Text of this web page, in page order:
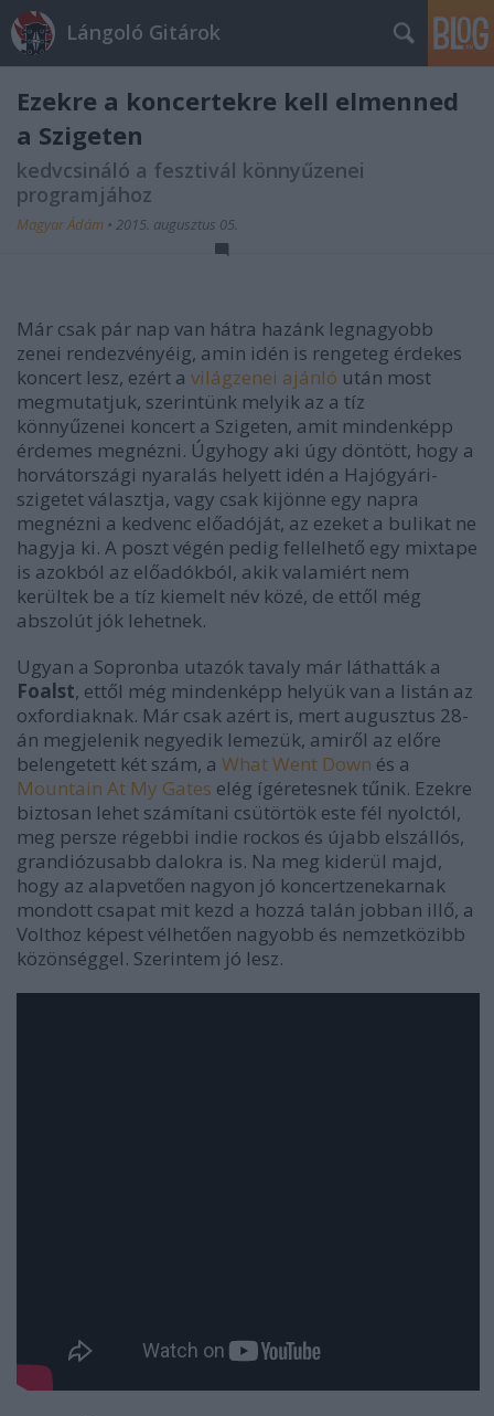
Lángoló Gitárok
Ezekre a koncertekre kell elmenned
a Szigeten
kedvcsináló a fesztivál könnyűzenei
programjához
Magyar Ádám • 2015. augusztus 05.
Már csak pár nap van hátra hazánk legnagyobb
zenei rendezvényéig, amin idén is rengeteg érdekes
koncert lesz, ezért a világzenei ajánló után most
megmutatjuk, szerintünk melyik az a tíz
könnyűzenei koncert a Szigeten, amit mindenképp
érdemes megnézni. Úgyhogy aki úgy döntött, hogy a
horvátországi nyaralás helyett idén a Hajógyári-
szigetet választja, vagy csak kijönne egy napra
megnézni a kedvenc előadóját, az ezeket a bulikat ne
hagyja ki. A poszt végén pedig fellelhető egy mixtape
is azokból az előadókból, akik valamiért nem
kerültek be a tíz kiemelt név közé, de ettől még
abszolút jók lehetnek.
Ugyan a Sopronba utazók tavaly már láthatták a
Foalst, ettől még mindenképp helyük van a listán az
oxfordiaknak. Már csak azért is, mert augusztus 28-
án megjelenik negyedik lemezük, amiről az előre
belengetett két szám, a What Went Down és a
Mountain At My Gates elég ígéretesnek tűnik. Ezekre
biztosan lehet számítani csütörtök este fél nyolctól,
meg persze régebbi indie rockos és újabb elszállós,
grandiózusabb dalokra is. Na meg kiderül majd,
hogy az alapvetően nagyon jó koncertzenekarnak
mondott csapat mit kezd a hozzá talán jobban illő, a
Volthoz képest vélhetően nagyobb és nemzetközibb
közönséggel. Szerintem jó lesz.